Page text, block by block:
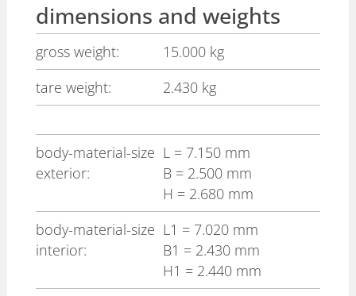
dimensions and weights
gross weight:
15.000 kg
tare weight:
2.430 kg
body-material-size
exterior:
L = 7.150 mm
B = 2.500 mm
H = 2.680 mm
body-material-size
interior:
L1 = 7.020 mm
B1 = 2.430 mm
H1 = 2.440 mm